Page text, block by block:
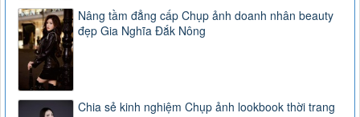
Nâng tầm đẳng cấp Chụp ảnh doanh nhân beauty
đẹp Gia Nghĩa Đắk Nông
Chia sẻ kinh nghiệm Chụp ảnh lookbook thời trang